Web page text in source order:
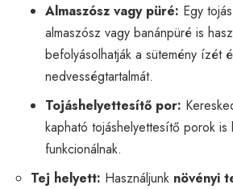
Almaszósz vagy püré: Egy
almaszósz vagy banánpüré is
befolyásolhatják a sütemény ízét
nedvességtartalmát.
Tojáshelyettesítő por:
kapható tojáshelyettesítő porok is
funkcionálnak.
Tej helyett: Használjunk növényi